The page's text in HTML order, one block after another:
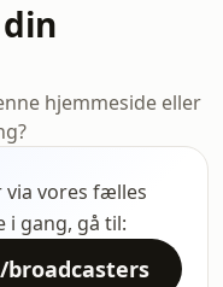
hjemmeside eller
vores fælles
i gang, gå til: